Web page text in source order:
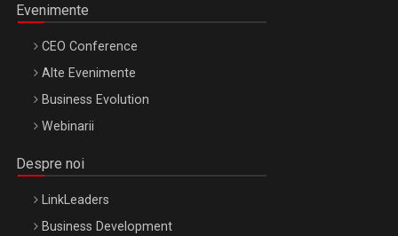
Evenimente
CEO Conference
Alte Evenimente
Business Evolution
Webinarii
Despre noi
LinkLeaders
Business Development